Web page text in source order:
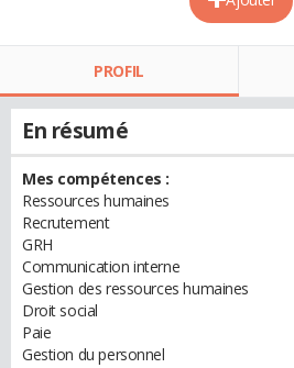
PROFIL
En résumé
Mes compétences :
Ressources humaines
Recrutement
GRH
Communication interne
Gestion des ressources humaines
Droit social
Paie
Gestion du personnel